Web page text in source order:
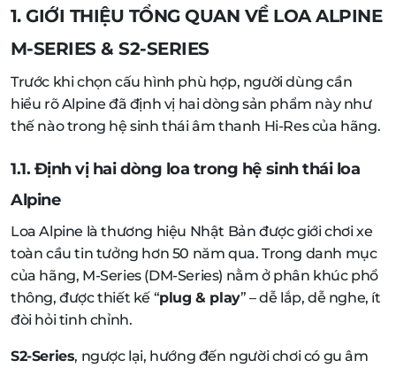
1. GIỚI THIỆU TỔNG QUAN VỀ LOA ALPINE
M-SERIES & S2-SERIES
Trước khi chọn cấu hình phù hợp, người dùng cần
hiểu rõ Alpine đã định vị hai dòng sản phẩm này như
thế nào trong hệ sinh thái âm thanh Hi-Res của hãng.
1.1. Định vị hai dòng loa trong hệ sinh thái loa
Alpine
Loa Alpine là thương hiệu Nhật Bản được giới chơi xe
toàn cầu tin tưởng hơn 50 năm qua. Trong danh mục
của hãng, M-Series (DM-Series) nằm ở phân khúc phổ
thông, được thiết kế “plug & play” – dễ lắp, dễ nghe, ít
đòi hỏi tinh chỉnh.
S2-Series, ngược lại, hướng đến người chơi có gu âm